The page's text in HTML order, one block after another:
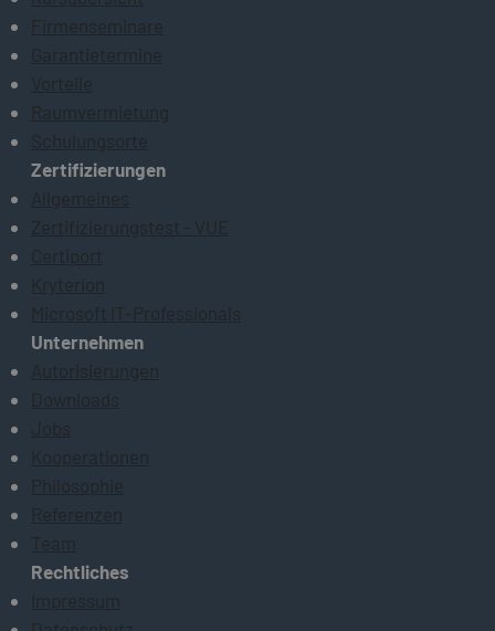
Firmenseminare
Garantietermine
Vorteile
Raumvermietung
Schulungsorte
Zertifizierungen
Allgemeines
Zertifizierungstest - VUE
Certiport
Kryterion
Microsoft IT-Professionals
Unternehmen
Autorisierungen
Downloads
Jobs
Kooperationen
Philosophie
Referenzen
Team
Rechtliches
Impressum